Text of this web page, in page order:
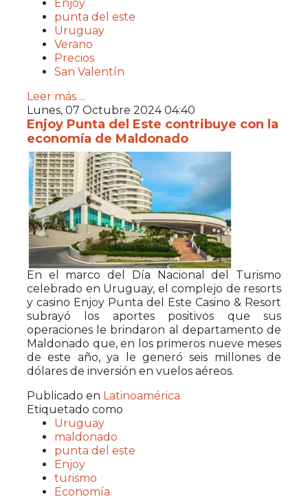
Enjoy
punta del este
Uruguay
Verano
Precios
San Valentín
Leer más ...
Lunes, 07 Octubre 2024 04:40
Enjoy Punta del Este contribuye con la
economía de Maldonado
En el marco del Día Nacional del Turismo
celebrado en Uruguay, el complejo de resorts
y casino Enjoy Punta del Este Casino & Resort
subrayó los aportes positivos que sus
operaciones le brindaron al departamento de
Maldonado que, en los primeros nueve meses
de este año, ya le generó seis millones de
dólares de inversión en vuelos aéreos.
Publicado en Latinoamérica
Etiquetado como
Uruguay
maldonado
punta del este
Enjoy
turismo
Economía